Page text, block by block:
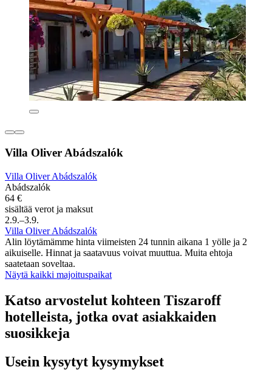
Villa Oliver Abádszalók
Villa Oliver Abádszalók
Abádszalók
64 €
sisältää verot ja maksut
2.9.–3.9.
Villa Oliver Abádszalók
Alin löytämämme hinta viimeisten 24 tunnin aikana 1 yölle ja 2
aikuiselle. Hinnat ja saatavuus voivat muuttua. Muita ehtoja
saatetaan soveltaa.
Näytä kaikki majoituspaikat
Katso arvostelut kohteen Tiszaroff
hotelleista, jotka ovat asiakkaiden
suosikkeja
Usein kysytyt kysymykset